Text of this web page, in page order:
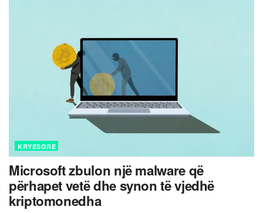
KRYESORE
Microsoft zbulon një malware që
përhapet vetë dhe synon të vjedhë
kriptomonedha